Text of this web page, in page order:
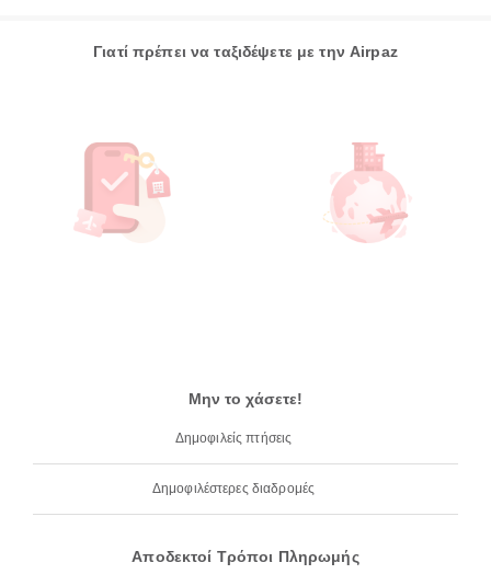
Γιατί πρέπει να ταξιδέψετε με την Airpaz
Μην το χάσετε!
Δημοφιλείς πτήσεις
Δημοφιλέστερες διαδρομές
Αποδεκτοί Τρόποι Πληρωμής